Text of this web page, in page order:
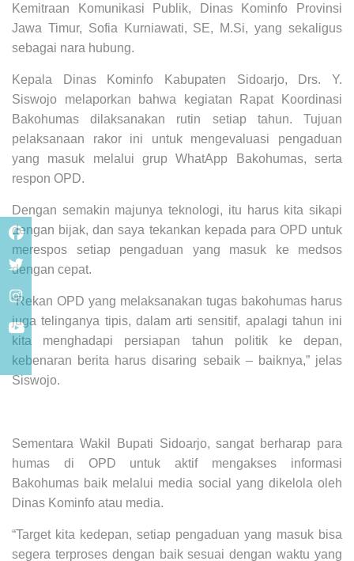
Kemitraan Komunikasi Publik, Dinas Kominfo Provinsi
Jawa Timur, Sofia Kurniawati, SE, M.Si, yang sekaligus
sebagai nara hubung.
Kepala Dinas Kominfo Kabupaten Sidoarjo, Drs. Y.
Siswojo melaporkan bahwa kegiatan Rapat Koordinasi
Bakohumas dilaksanakan rutin setiap tahun. Tujuan
pelaksanaan rakor ini untuk mengevaluasi pengaduan
yang masuk melalui grup WhatApp Bakohumas, serta
respon OPD.
Dengan semakin majunya teknologi, itu harus kita sikapi
dengan bijak, dan saya tekankan kepada para OPD untuk
merespos setiap pengaduan yang masuk ke medsos
dengan cepat.
“Rekan OPD yang melaksanakan tugas bakohumas harus
juga telinganya tipis, dalam arti sensitif, apalagi tahun ini
kita menghadapi persiapan tahun politik ke depan,
kebenaran berita harus disaring sebaik – baiknya,” jelas
Siswojo.
Sementara Wakil Bupati Sidoarjo, sangat berharap para
humas di OPD untuk aktif mengakses informasi
Bakohumas baik melalui media social yang dikelola oleh
Dinas Kominfo atau media.
“Target kita kedepan, setiap pengaduan yang masuk bisa
segera terproses dengan baik sesuai dengan waktu yang